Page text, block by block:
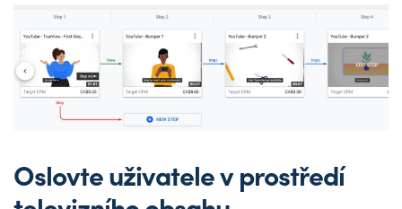
Oslovte uživatele v prostředí